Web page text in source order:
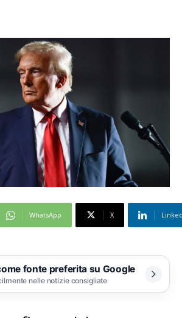
WhatsApp X
fonte preferita su Google
nelle notizie consigliate